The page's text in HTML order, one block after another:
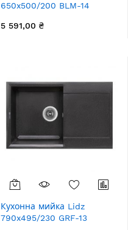
650x500/200 BLM-14
5 591,00 ₴
Кухонна мийка Lidz
790x495/230 GRF-13